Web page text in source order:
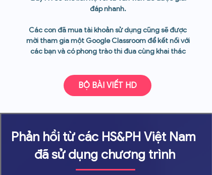
đáp nhanh.
Các con đã mua tài khoản sử dụng cũng sẽ được
mời tham gia một Google Classroom để kết nối với
các bạn và có phong trào thi đua cùng khai thác
BỘ BÀI VIẾT HD
Phản hồi từ các HS&PH Việt Nam
đã sử dụng chương trình